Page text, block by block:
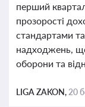
перший
прозорості
стандартами
надходжень,
оборони та
LIGA ZAKON, 20